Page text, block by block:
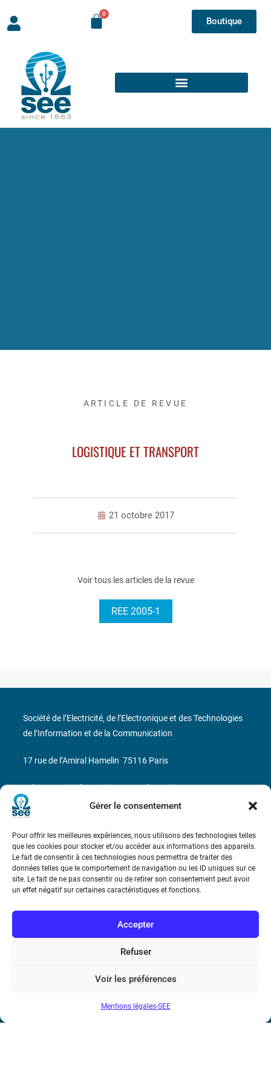
Gérer le consentement
Pour offrir les meilleures expériences, nous utilisons des technologies telles
que les cookies pour stocker et/ou accéder aux informations des appareils.
Le fait de consentir à ces technologies nous permettra de traiter des
données telles que le comportement de navigation ou les ID uniques sur ce
site. Le fait de ne pas consentir ou de retirer son consentement peut avoir
un effet négatif sur certaines caractéristiques et fonctions.
Accepter
Refuser
Voir les préférences
Mentions légales-SEE
Boutique
ARTICLE DE REVUE
LOGISTIQUE ET TRANSPORT
21 octobre 2017
Voir tous les articles de la revue
REE 2005-1
Bicentenaire des découvertes d’André-
Marie Ampère
Conditions Générales de Vente
Société de l’Electricité, de l’Electronique et des Technologies
de l’Information et de la Communication
17 rue de l’Amiral Hamelin 75116 Paris
Métro : « Boissière » Ligne 6 et « Iéna » Ligne 9
Téléphone : (+33) 1 56 90 37 17
N° de SIREN : 785 393 232, Code APE : 9412Z TVA intra-
communautaire : FR44 785 393 232